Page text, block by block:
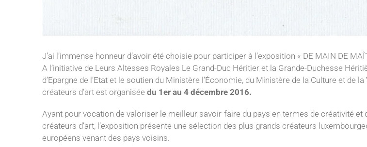
J’ai l’immense honneur d’avoir été choisie pour participer à l’exposition « DE MAIN DE
A l’initiative de Leurs Altesses Royales Le Grand-Duc Héritier et la Grande-Duchesse
d’Epargne de l’Etat et le soutien du Ministère l’Économie, du Ministère de la Culture et de
créateurs d’art est organisée du 1er au 4 décembre 2016.
Ayant pour vocation de valoriser le meilleur savoir-faire du pays en termes de créativité
créateurs d’art, l’exposition présente une sélection des plus grands créateurs
européens venant des pays voisins.